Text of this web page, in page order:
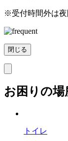
※受付時間外は夜
閉じる
お困りの
トイレ